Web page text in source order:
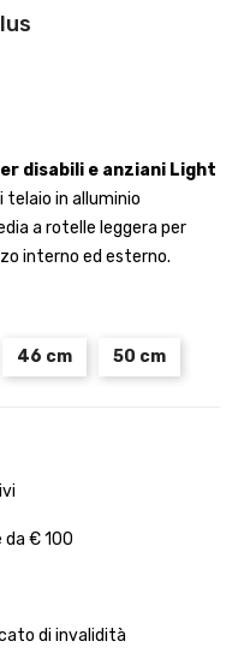
disabili e anziani Light
in alluminio
a rotelle leggera per
interno ed esterno.
46 cm 50 cm
da € 100
di invalidità